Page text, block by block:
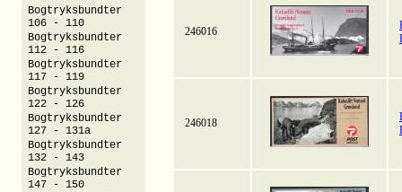
246016
246018
Bogtryksbundter
106 - 110
Bogtryksbundter
112 - 116
Bogtryksbundter
117 - 119
Bogtryksbundter
122 - 126
Bogtryksbundter
127 - 131a
Bogtryksbundter
132 - 143
Bogtryksbundter
147 - 150